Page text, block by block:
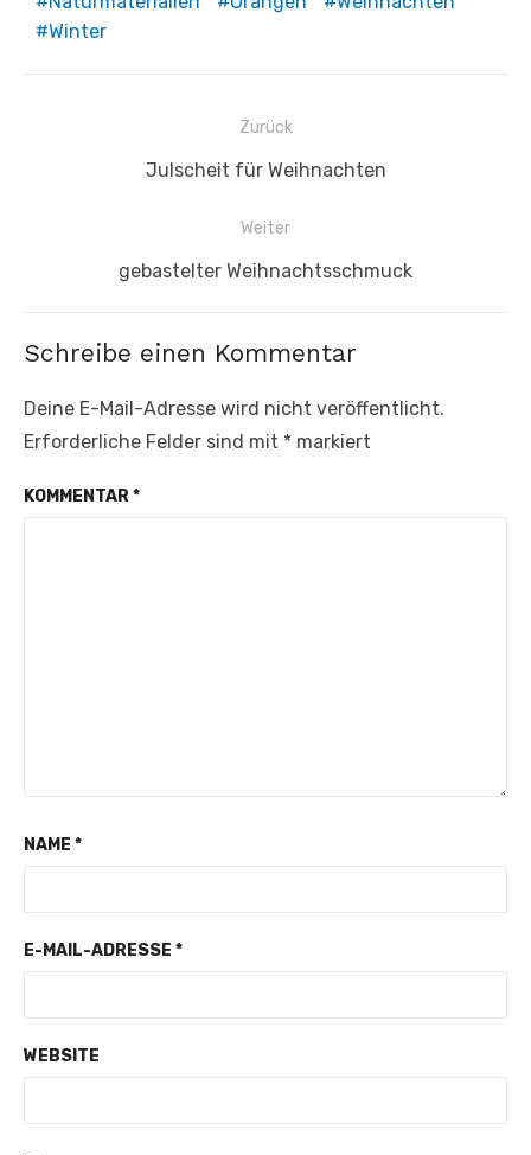
Winter
Beitragsnavigation
Zurück
Vorheriger
Julscheit für Weihnachten
Weiter
Nächster
gebastelter Weihnachtsschmuck
Schreibe einen Kommentar
Deine E-Mail-Adresse wird nicht veröffentlicht.
Erforderliche Felder sind mit * markiert
KOMMENTAR*
NAME *
E-MAIL-ADRESSE *
WEBSITE